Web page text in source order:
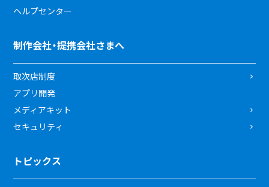
ヘルプセンター
制作会社・提携会社さまへ
取次店制度
アプリ開発
メディアキット
セキュリティ
トピックス